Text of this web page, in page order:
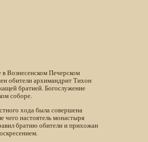
Вознесенском Печерском
обители архимандрит Тихон
братией. Богослужение
соборе.
хода была совершена
чего настоятель монастыря
братию обители и прихожан